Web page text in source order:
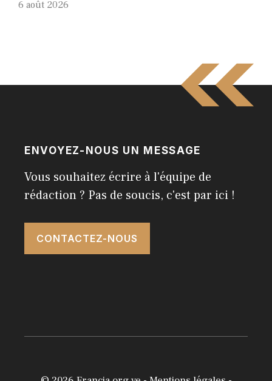
6 août 2026
ENVOYEZ-NOUS UN MESSAGE
Vous souhaitez écrire à l'équipe de
rédaction ? Pas de soucis, c'est par ici !
CONTACTEZ-NOUS